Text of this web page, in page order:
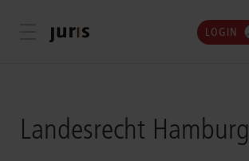
Menü öffnen LOGIN
Landesrecht Hamburg